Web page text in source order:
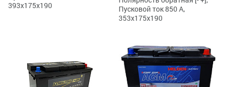
393x175x190
Пусковой ток 850 А,
353x175x190